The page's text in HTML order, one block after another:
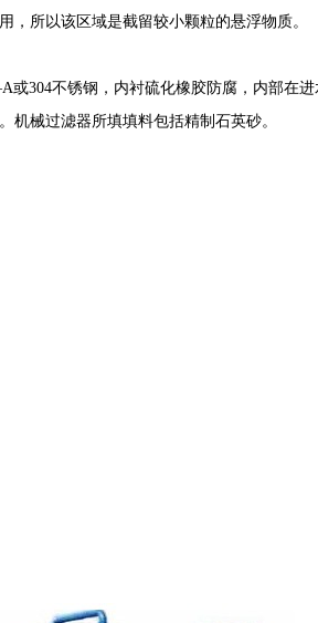
所以该区域是截留较小颗粒的悬浮物质。
不锈钢，内衬硫化橡胶防腐，内部在进
机械过滤器所填填料包括精制石英砂。